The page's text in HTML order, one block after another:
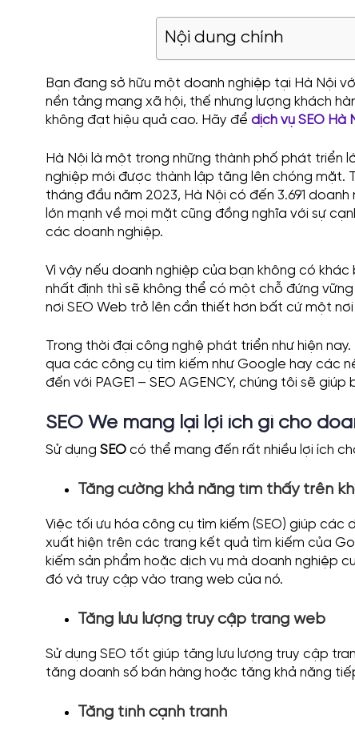
Nội dung chính
Bạn đang sở hữu một doanh nghiệp tại Hà Nội
nền tảng mạng xã hội, thế nhưng lượng khách
không đạt hiệu quả cao. Hãy để dịch vụ SEO Hà
Hà Nội là một trong những thành phố phát triển
nghiệp mới được thành lập tăng lên chóng mặt.
tháng đầu năm 2023, Hà Nội có đến 3.691
lớn mạnh về mọi mặt cũng đồng nghĩa với sự
các doanh nghiệp.
Vì vậy nếu doanh nghiệp của bạn không có
nhất định thì sẽ không thể có một chỗ đứng
nơi SEO Web trở lên cần thiết hơn bất cứ một
Trong thời đại công nghệ phát triển như hiện
qua các công cụ tìm kiếm như Google hay các
đến với PAGE1 – SEO AGENCY, chúng tôi sẽ
SEO We mang lại lợi ích gì cho
Sử dụng SEO có thể mang đến rất nhiều lợi ích
Tăng cường khả năng tìm thấy trên
Việc tối ưu hóa công cụ tìm kiếm (SEO) giúp
xuất hiện trên các trang kết quả tìm kiếm của
kiếm sản phẩm hoặc dịch vụ mà doanh nghiệp
đó và truy cập vào trang web của nó.
Tăng lưu lượng truy cập trang web
Sử dụng SEO tốt giúp tăng lưu lượng truy cập
tăng doanh số bán hàng hoặc tăng khả năng
Tăng tính cạnh tranh